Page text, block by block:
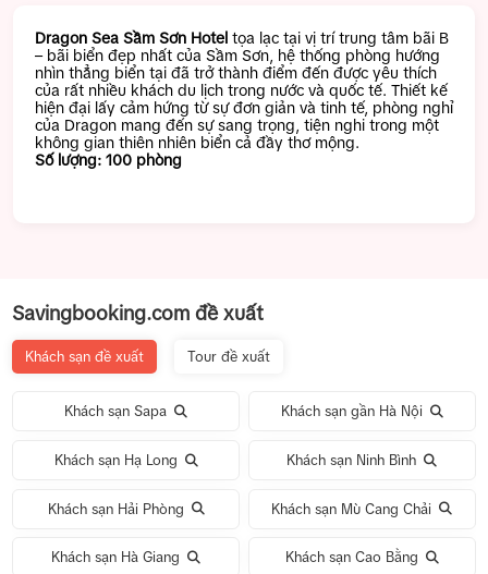
Dragon Sea Sầm Sơn Hotel tọa lạc tại vị trí trung tâm bãi B
– bãi biển đẹp nhất của Sầm Sơn, hệ thống phòng hướng
nhìn thẳng biển tại đã trở thành điểm đến được yêu thích
của rất nhiều khách du lịch trong nước và quốc tế. Thiết kế
hiện đại lấy cảm hứng từ sự đơn giản và tinh tế, phòng nghỉ
của Dragon mang đến sự sang trọng, tiện nghi trong một
không gian thiên nhiên biển cả đầy thơ mộng.
Số lượng: 100 phòng
Savingbooking.com đề xuất
Khách sạn đề xuất Tour đề xuất
Khách sạn Sapa Khách sạn gần Hà Nội
Khách sạn Hạ Long Khách sạn Ninh Bình
Khách sạn Hải Phòng Khách sạn Mù Cang Chải
Khách sạn Hà Giang Khách sạn Cao Bằng